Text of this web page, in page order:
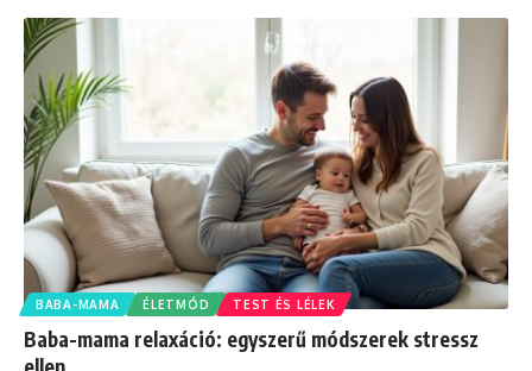
BABA-MAMA ÉLETMÓD TEST ÉS LÉLEK
Baba-mama relaxáció: egyszerű módszerek stressz